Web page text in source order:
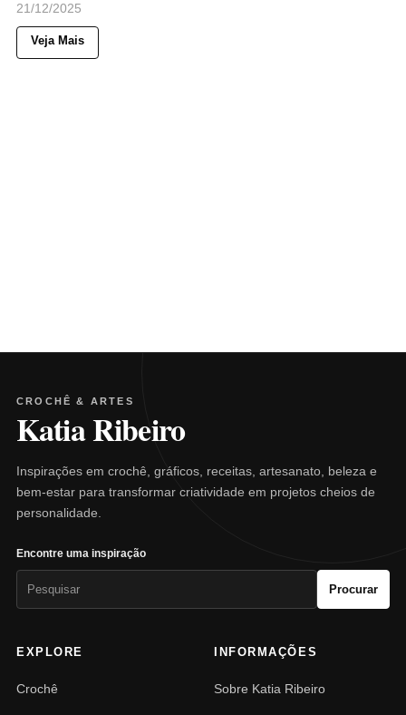
21/12/2025
Veja Mais
CROCHÊ & ARTES
Katia Ribeiro
Inspirações em crochê, gráficos, receitas, artesanato, beleza e
bem-estar para transformar criatividade em projetos cheios de
personalidade.
Encontre uma inspiração
Procurar
EXPLORE
Crochê
INFORMAÇÕES
Sobre Katia Ribeiro